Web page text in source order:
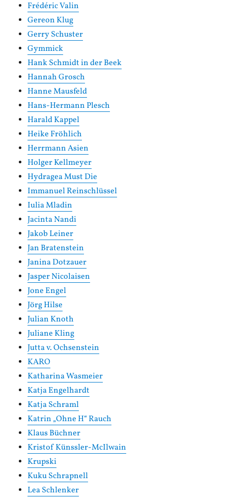
Frédéric Valin
Gereon Klug
Gerry Schuster
Gymmick
Hank Schmidt in der Beek
Hannah Grosch
Hanne Mausfeld
Hans-Hermann Plesch
Harald Kappel
Heike Fröhlich
Herrmann Asien
Holger Kellmeyer
Hydragea Must Die
Immanuel Reinschlüssel
Iulia Mladin
Jacinta Nandi
Jakob Leiner
Jan Bratenstein
Janina Dotzauer
Jasper Nicolaisen
Jone Engel
Jörg Hilse
Julian Knoth
Juliane Kling
Jutta v. Ochsenstein
KARO
Katharina Wasmeier
Katja Engelhardt
Katja Schraml
Katrin „Ohne H“ Rauch
Klaus Büchner
Kristof Künssler-McIlwain
Krupski
Kuku Schrapnell
Lea Schlenker